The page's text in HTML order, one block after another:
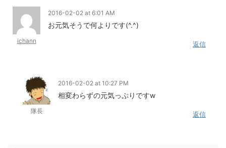
ichann
2016-02-02 at 6:01 AM
お元気そうで何よりです(^.^)
返信
隊長
2016-02-02 at 10:27 PM
相変わらずの元気っぷりですw
返信